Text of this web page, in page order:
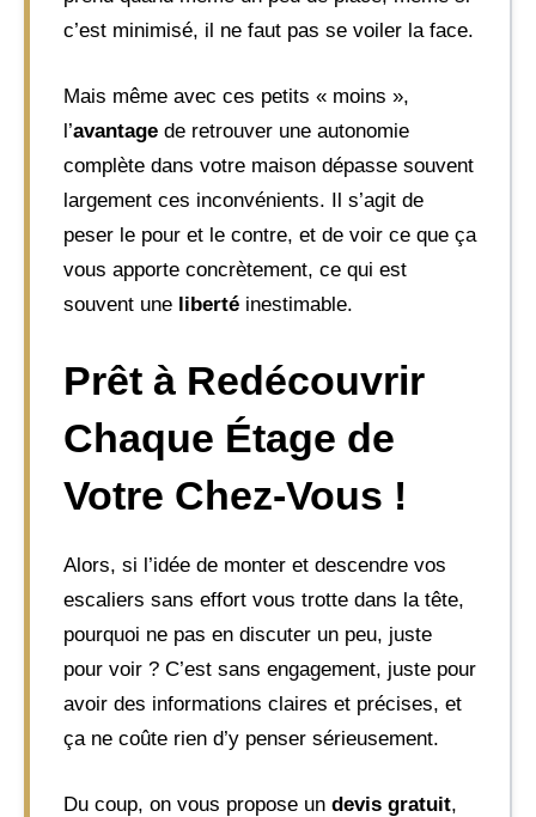
c’est minimisé, il ne faut pas se voiler la face.
Mais même avec ces petits « moins »,
l’avantage de retrouver une autonomie
complète dans votre maison dépasse souvent
largement ces inconvénients. Il s’agit de
peser le pour et le contre, et de voir ce que ça
vous apporte concrètement, ce qui est
souvent une liberté inestimable.
Prêt à Redécouvrir
Chaque Étage de
Votre Chez-Vous !
Alors, si l’idée de monter et descendre vos
escaliers sans effort vous trotte dans la tête,
pourquoi ne pas en discuter un peu, juste
pour voir ? C’est sans engagement, juste pour
avoir des informations claires et précises, et
ça ne coûte rien d’y penser sérieusement.
Du coup, on vous propose un devis gratuit,